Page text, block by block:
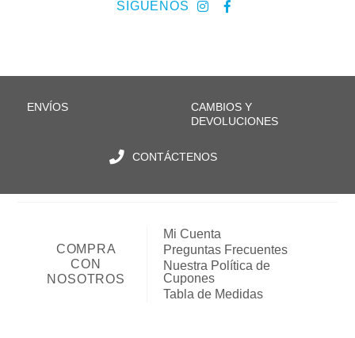
SÍGUENOS
ENVÍOS
CAMBIOS Y
DEVOLUCIONES
CONTÁCTENOS
COMPRA
CON
NOSOTROS
Mi Cuenta
Preguntas Frecuentes
Nuestra Política de
Cupones
Tabla de Medidas